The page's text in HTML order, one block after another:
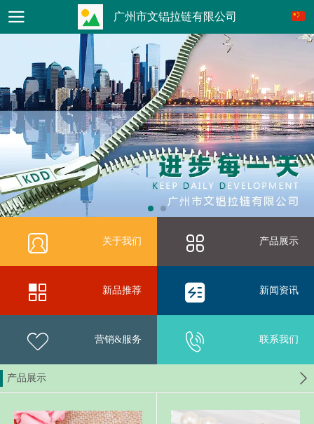
广州市文锠拉链有限公司
关于我们 产品展示
新品推荐 新闻资讯
营销&服务 联系我们
产品展示